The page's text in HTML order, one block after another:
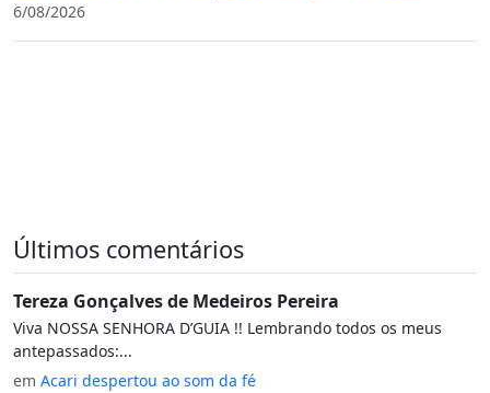
6/08/2026
Últimos comentários
Tereza Gonçalves de Medeiros Pereira
Viva NOSSA SENHORA D’GUIA !! Lembrando todos os meus
antepassados:...
em Acari despertou ao som da fé